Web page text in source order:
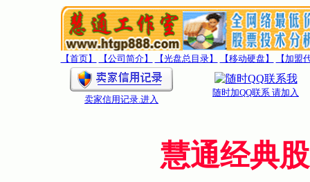
【首页】 【公司简介】 【光盘总目录】 【移动硬盘】 【加盟
卖家信用记录.进入
随时加QQ联系 请加入
慧通经典